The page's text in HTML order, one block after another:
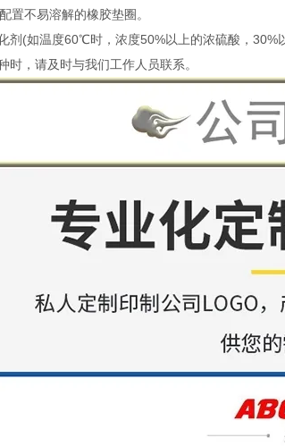
置不易溶解的橡胶垫圈。
剂(如温度60℃时，浓度50%以上的浓硫酸，30%
时，请及时与我们工作人员联系。